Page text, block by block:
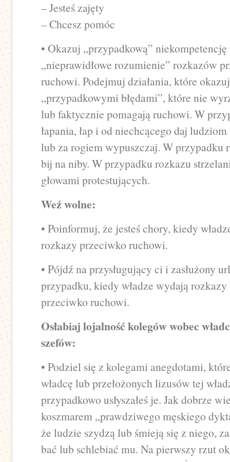
– Jesteś zajęty
– Chcesz pomóc
• Okazuj „przypadkową”
„nieprawidłowe rozumienie” rozkazów
ruchowi. Podejmuj działania, które
„przypadkowymi błędami”, które nie
lub faktycznie pomagają ruchowi. W
łapania, łap i od niechcącego daj
lub za rogiem wypuszczaj. W przypadku
bij na niby. W przypadku rozkazu
głowami protestujących.
Weź wolne:
• Poinformuj, że jesteś chory, kiedy
rozkazy przeciwko ruchowi.
• Pójdź na przysługujący ci i zasłużony
przypadku, kiedy władze wydają rozkazy
przeciwko ruchowi.
Osłabiaj lojalność kolegów wobec
szefów:
• Podziel się z kolegami anegdotami,
władcę lub przełożonych lizusów tej
przypadkowo usłyszałeś je. Jak dobrze
koszmarem „prawdziwego męskiego
że ludzie szydzą lub śmieją się z niego,
bać lub schlebiać mu. Na pierwszy rzut